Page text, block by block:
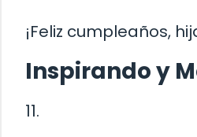
¡Feliz cumpleaños,
Inspirando y
11.